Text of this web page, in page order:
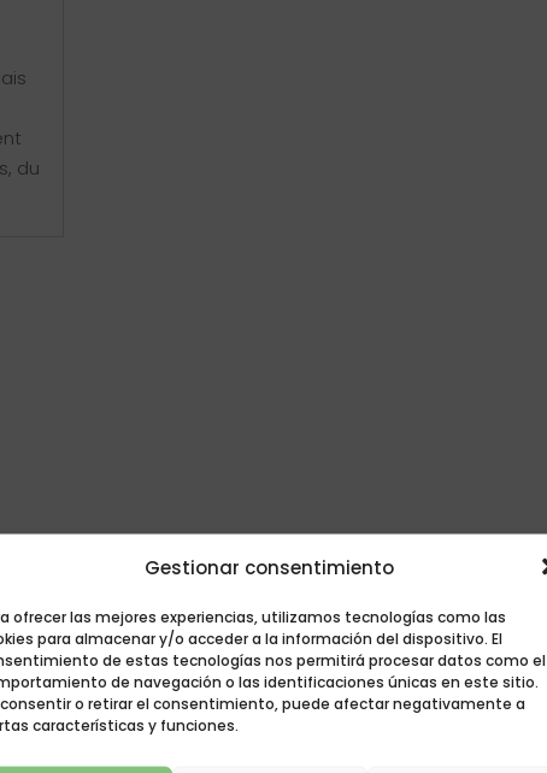
Gestionar consentimiento
ofrecer las mejores experiencias, utilizamos tecnologías como las
para almacenar y/o acceder a la información del dispositivo. El
de estas tecnologías nos permitirá procesar datos como el
de navegación o las identificaciones únicas en este sitio.
consentir o retirar el consentimiento, puede afectar negativamente a
características y funciones.
du